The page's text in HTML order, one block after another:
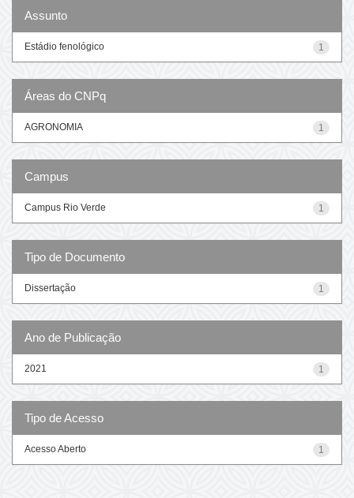
Assunto
1
Estádio fenológico
Áreas do CNPq
1
AGRONOMIA
Campus
1
Campus Rio Verde
Tipo de Documento
1
Dissertação
Ano de Publicação
1
2021
Tipo de Acesso
1
Acesso Aberto